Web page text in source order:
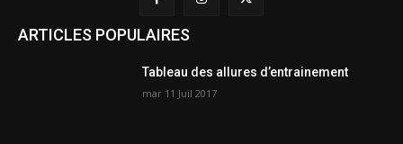
ARTICLES POPULAIRES
Tableau des allures d’entrainement
mar 11 Juil 2017